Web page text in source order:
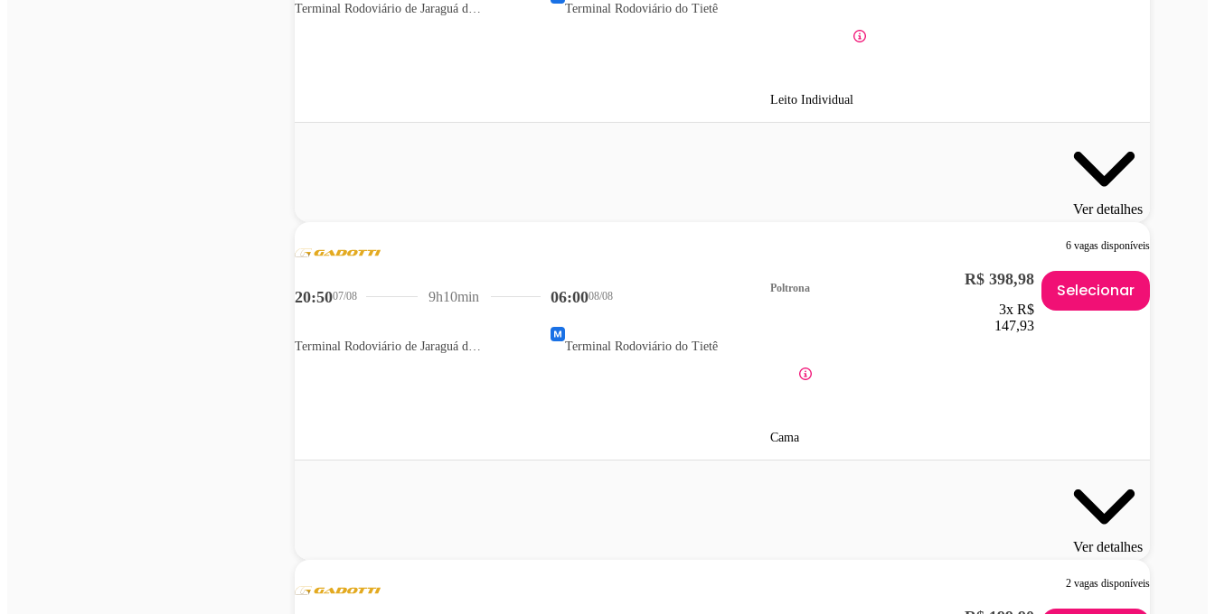
Terminal Rodoviário do Tietê
Leito Individual
Ver detalhes
6 vagas disponíveis
20:5007/08 06:0008/08
Terminal Rodoviário do Tietê
9h10min
Poltrona
Cama
R$ 398,98
3x R$
147,93
Selecionar
Ver detalhes
2 vagas disponíveis